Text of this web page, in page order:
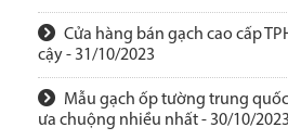
Cửa hàng bán gạch cao cấp
cậy - 31/10/2023
Mẫu gạch ốp tường trung
ưa chuộng nhiều nhất - 30/10/2023